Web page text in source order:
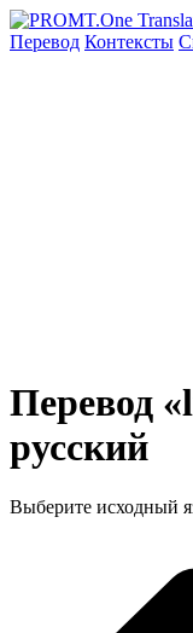
Перевод Контексты
Перевод
русский
Выберите исходный